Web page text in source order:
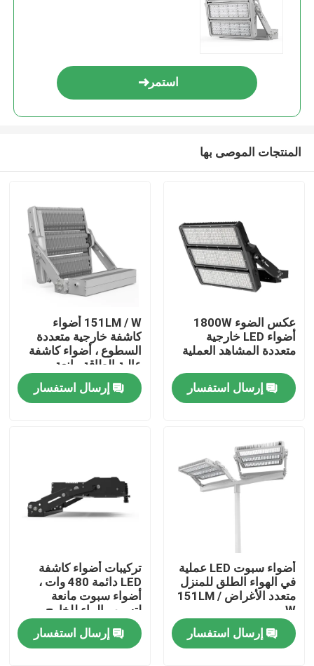
منتجات
أشرطة فيديو
جولة في المعمل
اطلب اقتباس
أضواء محكمة رياضية LED
استمر
المنتجات الموصى بها
عكس الضوء 1800W
أضواء LED خارجية
متعددة المشاهد العملية
إرسال استفسار
151LM / W أضواء
كاشفة خارجية متعددة
السطوع ، أضواء كاشفة
عالية الطاقة مانعة
لتسرب الماء
إرسال استفسار
أضواء سبوت LED عملية
في الهواء الطلق للمنزل
متعدد الأغراض 151LM /
W
إرسال استفسار
تركيبات أضواء كاشفة
LED دائمة 480 وات ،
أضواء سبوت مانعة
لتسرب الماء للخارج
إرسال استفسار